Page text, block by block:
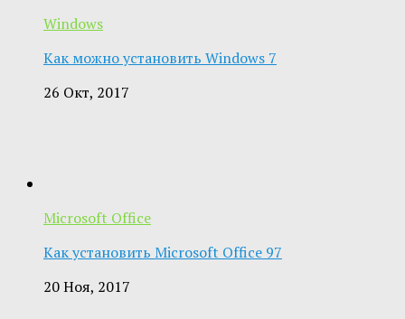
Windows
Как можно установить Windows 7
26 Окт, 2017
Microsoft Office
Как установить Microsoft Office 97
20 Ноя, 2017